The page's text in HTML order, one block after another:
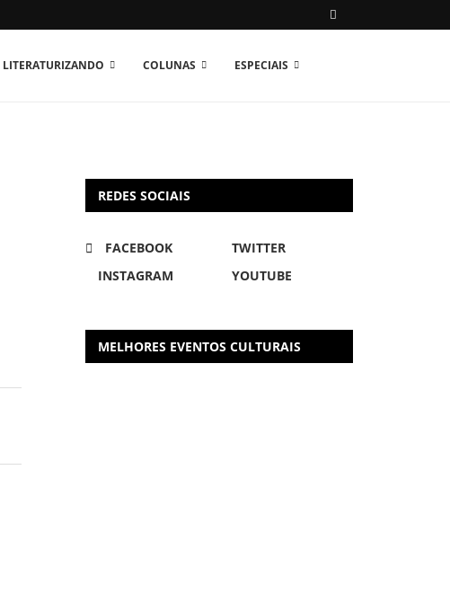
LITERATURIZANDO COLUNAS ESPECIAIS
REDES SOCIAIS
FACEBOOK
TWITTER
INSTAGRAM
YOUTUBE
MELHORES EVENTOS CULTURAIS